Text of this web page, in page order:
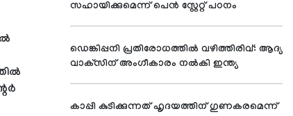
സഹായിക്കുമെന്ന് പെന്‍ സ്റ്റേറ്റ് പഠനം
ഡെങ്കിപ്പനി പ്രതിരോധത്തില്‍ വഴിത്തിരിവ്: ആദ്യ
വാക്‌സിന് അംഗീകാരം നല്‍കി ഇന്ത്യ
കാപ്പി കുടിക്കുന്നത് ഹൃദയത്തിന് ഗുണകരമെന്ന്